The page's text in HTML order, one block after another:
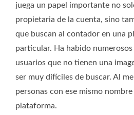
juega un papel importante no
propietaria de la cuenta, sino
que buscan al contador en una
particular. Ha habido numerosos
usuarios que no tienen una
ser muy difíciles de buscar. Al
personas con ese mismo
plataforma.